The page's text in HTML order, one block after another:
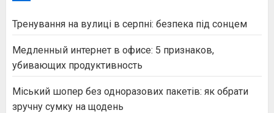
Тренування на вулиці в серпні: безпека під сонцем
Медленный интернет в офисе: 5 признаков,
убивающих продуктивность
Міський шопер без одноразових пакетів: як обрати
зручну сумку на щодень